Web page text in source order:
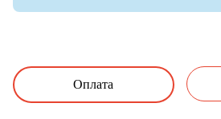
Оплата